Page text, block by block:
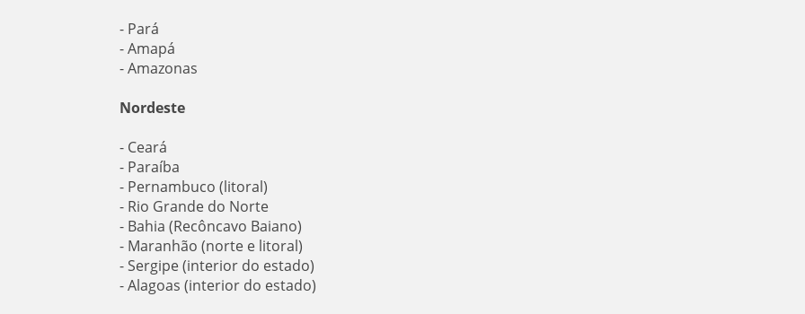
- Pará
- Amapá
- Amazonas
Nordeste
- Ceará
- Paraíba
- Pernambuco (litoral)
- Rio Grande do Norte
- Bahia (Recôncavo Baiano)
- Maranhão (norte e litoral)
- Sergipe (interior do estado)
- Alagoas (interior do estado)